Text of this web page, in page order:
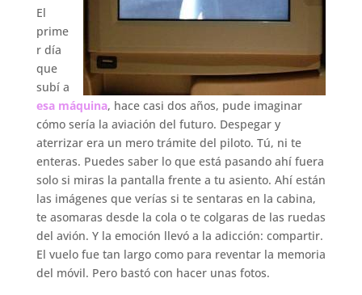
El
prime
r día
que
subí a
esa máquina, hace casi dos años, pude imaginar
cómo sería la aviación del futuro. Despegar y
aterrizar era un mero trámite del piloto. Tú, ni te
enteras. Puedes saber lo que está pasando ahí fuera
solo si miras la pantalla frente a tu asiento. Ahí están
las imágenes que verías si te sentaras en la cabina,
te asomaras desde la cola o te colgaras de las ruedas
del avión. Y la emoción llevó a la adicción: compartir.
El vuelo fue tan largo como para reventar la memoria
del móvil. Pero bastó con hacer unas fotos.